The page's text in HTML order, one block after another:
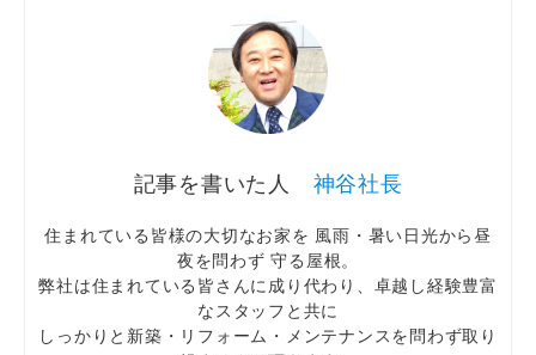
神谷社長
住まれている皆様の大切なお家を 風雨・暑い日光から昼
夜を問わず 守る屋根。
弊社は住まれている皆さんに成り代わり、卓越し経験豊富
なスタッフと共に
しっかりと新築・リフォーム・メンテナンスを問わず取り